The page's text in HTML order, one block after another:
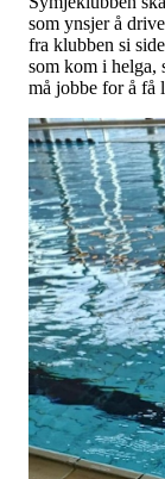
som ynsjer å
fra klubben si
som kom i helga,
må jobbe for å få